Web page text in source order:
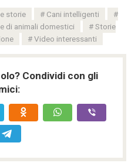
storie
Cani intelligenti
di animali domestici
Storie
Video interessanti
Condividi con gli